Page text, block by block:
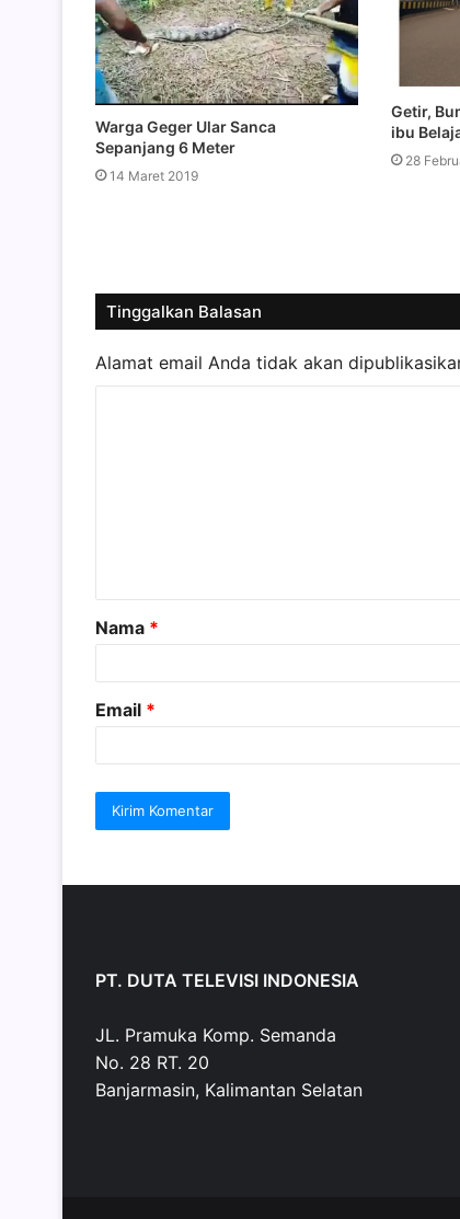
Warga Geger Ular Sanca
Sepanjang 6 Meter
14 Maret 2019
Getir,
ibu
28
Tinggalkan Balasan
Alamat email Anda tidak akan
a
r
Nama *
Email *
PT. DUTA TELEVISI INDONESIA
JL. Pramuka Komp. Semanda
No. 28 RT. 20
Banjarmasin, Kalimantan Selatan